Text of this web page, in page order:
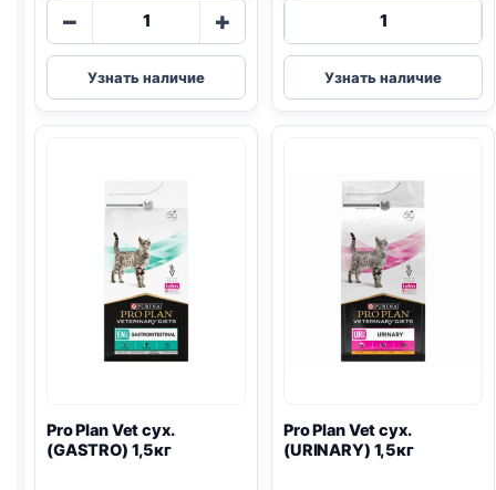
−
Количество
Pro
Plan
Vet
350г
+
Узнать наличие
Количество
Pro
Plan
Vet
1,3кг
Узнать наличие
Pro PlanVet сух.
(GASTRO) 1,5кг
Pro PlanVet сух.
(URINARY) 1,5кг